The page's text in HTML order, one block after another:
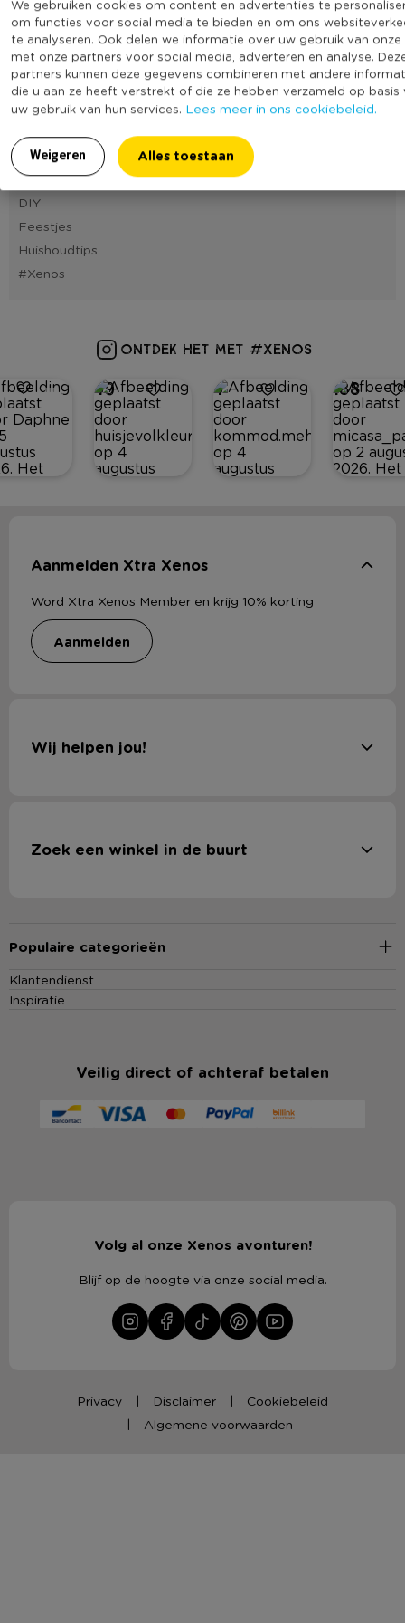
We gebruiken cookies om content en advertenties te
om functies voor social media te bieden en om ons
te analyseren. Ook delen we informatie over uw gebruik van onze
met onze partners voor social media, adverteren en analyse.
partners kunnen deze gegevens combineren met andere
die u aan ze heeft verstrekt of die ze hebben verzameld op basis
uw gebruik van hun services. Lees meer in ons cookiebeleid.
Weigeren Alles toestaan
22 23 24 25 26 27 28
Blog categorieën
Cadeautips
Interieurtips
Recepten
DIY
Feestjes
Huishoudtips
#Xenos
ONTDEK HET MET #XENOS
49 4 188
Aanmelden Xtra Xenos
Word Xtra Xenos Member en krijg 10% korting
aanmelden
Wij helpen jou!
Zoek een winkel in de buurt
Populaire categorieën
Klantendienst
Inspiratie
Veilig direct of achteraf betalen
Volg al onze Xenos avonturen!
Blijf op de hoogte via onze social media.
Privacy Disclaimer
Cookiebeleid
Algemene voorwaarden